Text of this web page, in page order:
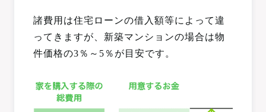
諸費用は住宅ローンの借入額等によって違
ってきますが、新築マンションの場合は物
件価格の3％～5％が目安です。